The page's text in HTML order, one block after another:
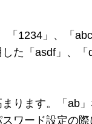
「1234」、「
た「asdf」、「
ります。「ab
ワード設定の